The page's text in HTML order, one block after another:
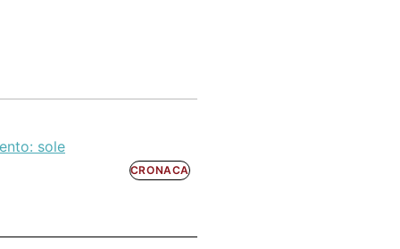
sole
CRONACA